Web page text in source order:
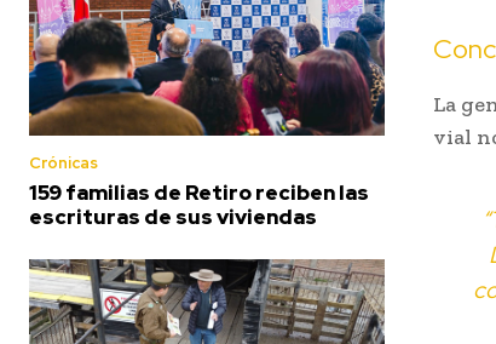
Crónicas
159 familias de Retiro reciben las
escrituras de sus viviendas
La
vial